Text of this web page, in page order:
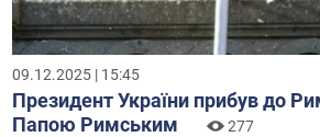
09.12.2025 | 15:45
Президент України прибув до
Папою Римським
277